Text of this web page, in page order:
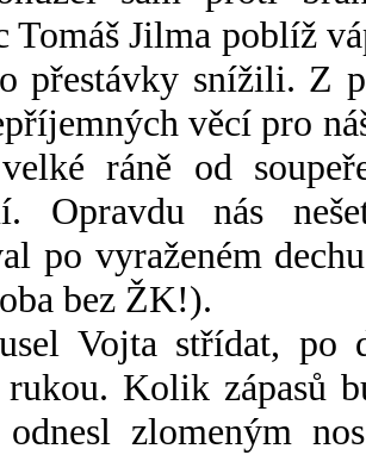
Tomáš Jilma poblíž
přestávky snížili. Z
věcí pro
ráně od
Opravdu nás
po vyraženém
bez ŽK!).
Vojta střídat, po
rukou. Kolik zápasů
zlomeným